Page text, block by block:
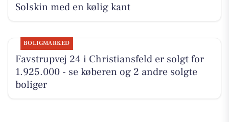
Solskin med en kølig kant
BOLIGMARKED
Favstrupvej 24 i Christiansfeld er solgt for
1.925.000 - se køberen og 2 andre solgte
boliger